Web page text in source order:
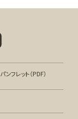
パンフレット（PDF）